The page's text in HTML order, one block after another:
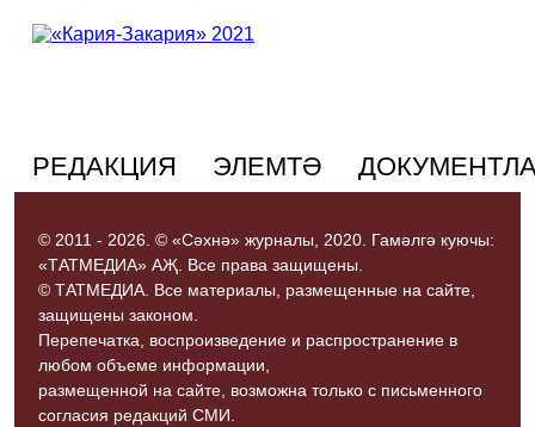
РЕДАКЦИЯ ЭЛЕМТӘ
© 2011 - 2026. © «Сәхнә» журналы, 2020. Гамәлгә куючы:
«ТАТМЕДИА» АҖ. Все права защищены.
© ТАТМЕДИА. Все материалы, размещенные на сайте,
защищены законом.
Перепечатка, воспроизведение и распространение в
любом объеме информации,
размещенной на сайте, возможна только с письменного
согласия редакций СМИ.